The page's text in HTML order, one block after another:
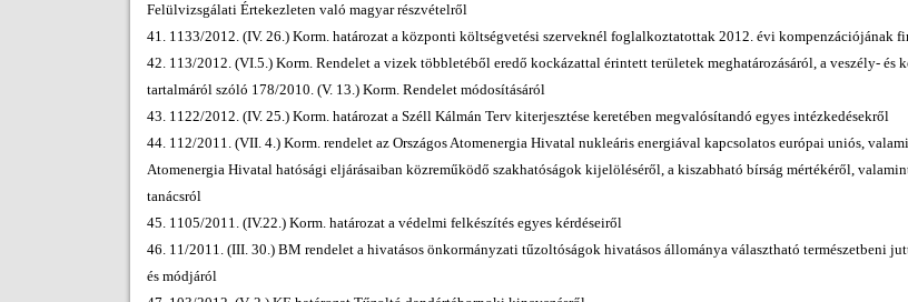
Felülvizsgálati Értekezleten való magyar részvételről
41. 1133/2012. (IV. 26.) Korm. határozat a központi költségvetési szerveknél foglalkoztatottak 2012. évi kompenzációjának
42. 113/2012. (VI.5.) Korm. Rendelet a vizek többletéből eredő kockázattal érintett területek meghatározásáról, a veszély-
tartalmáról szóló 178/2010. (V. 13.) Korm. Rendelet módosításáról
43. 1122/2012. (IV. 25.) Korm. határozat a Széll Kálmán Terv kiterjesztése keretében megvalósítandó egyes intézkedésekről
44. 112/2011. (VII. 4.) Korm. rendelet az Országos Atomenergia Hivatal nukleáris energiával kapcsolatos európai uniós,
Atomenergia Hivatal hatósági eljárásaiban közreműködő szakhatóságok kijelöléséről, a kiszabható bírság mértékéről,
tanácsról
45. 1105/2011. (IV.22.) Korm. határozat a védelmi felkészítés egyes kérdéseiről
46. 11/2011. (III. 30.) BM rendelet a hivatásos önkormányzati tűzoltóságok hivatásos állománya választható természetbeni
és módjáról